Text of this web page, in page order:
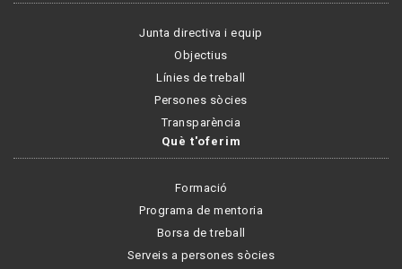
Junta directiva i equip
Objectius
Línies de treball
Persones sòcies
Transparència
Què t'oferim
Formació
Programa de mentoria
Borsa de treball
Serveis a persones sòcies